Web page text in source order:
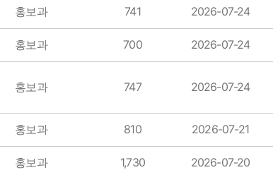
홍보과 741 2026-07-24
홍보과 700 2026-07-24
홍보과 747 2026-07-24
홍보과 810 2026-07-21
홍보과 1,730 2026-07-20